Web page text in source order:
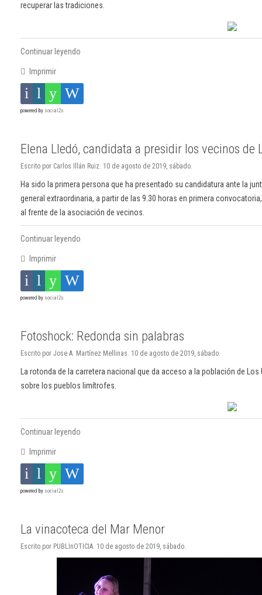
recuperar las tradiciones.
Continuar leyendo
Imprimir
powered by social2s
Elena Lledó, candidata a presidir los vecinos de
Escrito por Carlos Illán Ruiz. 10 de agosto de 2019, sábado.
Ha sido la primera persona que ha presentado su candidatura ante la
general extraordinaria, a partir de las 9.30 horas en primera
al frente de la asociación de vecinos.
Continuar leyendo
Imprimir
powered by social2s
Fotoshock: Redonda sin palabras
Escrito por Jose A. Martínez Mellinas. 10 de agosto de 2019, sábado.
La rotonda de la carretera nacional que da acceso a la población de
sobre los pueblos limítrofes.
Continuar leyendo
Imprimir
powered by social2s
La vinacoteca del Mar Menor
Escrito por PUBLInOTICIA. 10 de agosto de 2019, sábado.